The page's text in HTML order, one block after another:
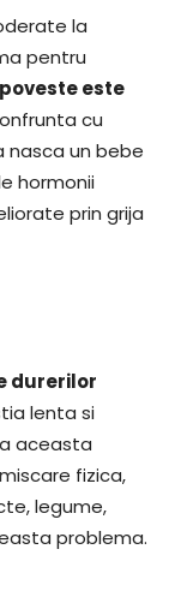
la
pentru
este
cu
nasca un bebe
hormonii
prin grija
durerilor
lenta si
aceasta
fizica,
legume,
problema.